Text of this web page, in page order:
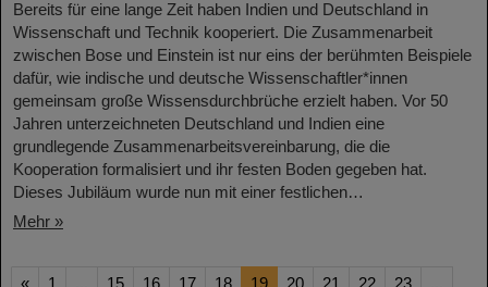
Bereits für eine lange Zeit haben Indien und Deutschland in
Wissenschaft und Technik kooperiert. Die Zusammenarbeit
zwischen Bose und Einstein ist nur eins der berühmten Beispiele
dafür, wie indische und deutsche Wissenschaftler*innen
gemeinsam große Wissensdurchbrüche erzielt haben. Vor 50
Jahren unterzeichneten Deutschland und Indien eine
grundlegende Zusammenarbeitsvereinbarung, die die
Kooperation formalisiert und ihr festen Boden gegeben hat.
Dieses Jubiläum wurde nun mit einer festlichen…
Mehr »
« 1 ... 15 16 17 18 19 20 21 22 23
...